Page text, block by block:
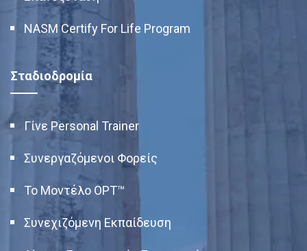
NASM Certify For Life Program
Σταδιοδρομία
Γίνε Personal Trainer
Συνεργαζόμενοι Φορείς
Το Μοντέλο OPT™
Συνεχιζόμενη Εκπαίδευση